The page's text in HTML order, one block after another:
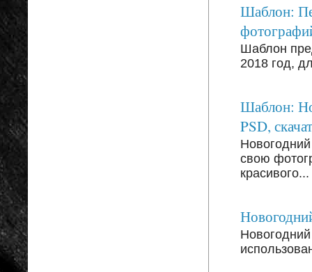
Шаблон:
Шаблон
2018 год,
Шаблон:
PSD,
свою
красивого...